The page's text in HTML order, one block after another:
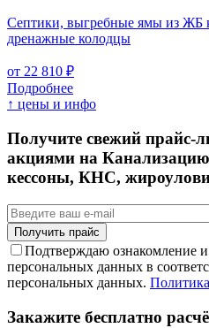
Септики, выгребные ямы из ЖБ
дренажные колодцы
от 22 810 ₽
Подробнее
↑ цены и инфо
Получите свежий прайс-
акциями на
кессоны, КНС,
Подтверждаю ознакомление
персональных данных в
персональных данных.
Закажите бесплатно